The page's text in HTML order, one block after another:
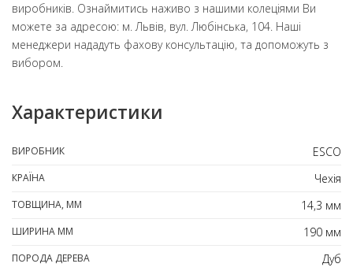
виробників. Ознаймитись наживо з нашими колеціями Ви
можете за адресою: м. Львів, вул. Любінська, 104. Наші
менеджери нададуть фахову консультацію, та допоможуть з
вибором.
Характеристики
ВИРОБНИК ESCO
КРАЇНА Чехія
ТОВЩИНА, ММ 14,3 мм
ШИРИНА ММ 190 мм
ПОРОДА ДЕРЕВА Дуб